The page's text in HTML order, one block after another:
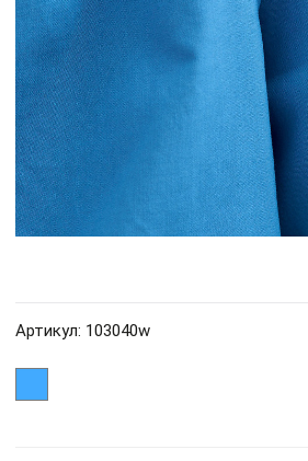
Артикул: 103040w